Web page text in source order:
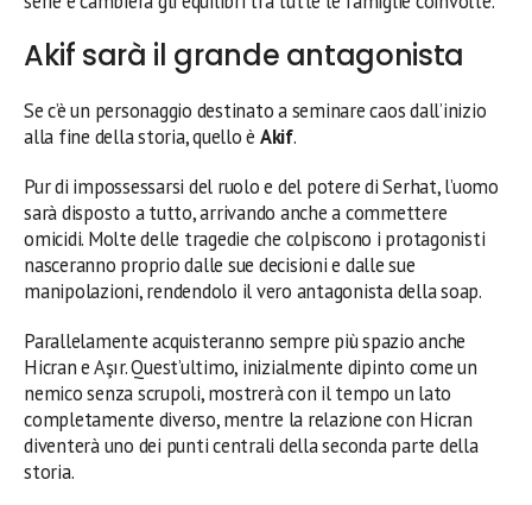
Akif sarà il grande antagonista
Se c’è un personaggio destinato a seminare caos dall’inizio
alla fine della storia, quello è Akif.
Pur di impossessarsi del ruolo e del potere di Serhat, l’uomo
sarà disposto a tutto, arrivando anche a commettere
omicidi. Molte delle tragedie che colpiscono i protagonisti
nasceranno proprio dalle sue decisioni e dalle sue
manipolazioni, rendendolo il vero antagonista della soap.
Parallelamente acquisteranno sempre più spazio anche
Hicran e Aşır. Quest’ultimo, inizialmente dipinto come un
nemico senza scrupoli, mostrerà con il tempo un lato
completamente diverso, mentre la relazione con Hicran
diventerà uno dei punti centrali della seconda parte della
storia.